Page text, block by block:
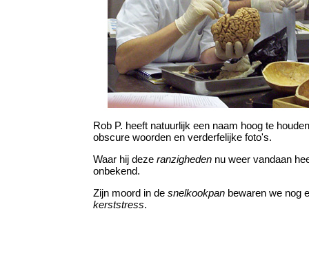
Rob P. heeft natuurlijk een naam hoog te
obscure woorden en verderfelijke foto's.
Waar hij deze ranzigheden nu weer vandaan
onbekend.
Zijn moord in de snelkookpan bewaren we nog
kerststress.